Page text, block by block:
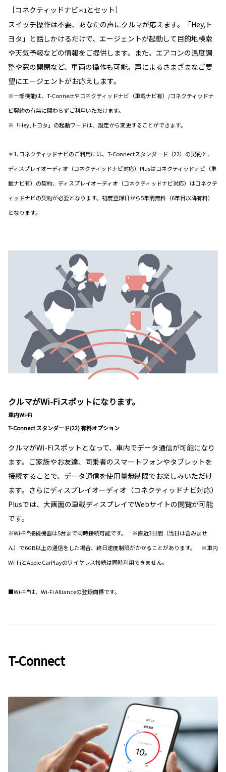
［コネクティッドナビ＊1 とセット］
スイッチ操作は不要、あなたの声にクルマが応えます。「Hey,ト
ヨタ」と話しかけるだけで、エージェントが起動して目的地検索
や天気予報などの情報をご提供します。また、エアコンの温度調
整や窓の開閉など、車両の操作も可能。声によるさまざまなご要
望にエージェントがお応えします。
※一部機能は、T-Connectやコネクティッドナビ（車載ナビ有）/コネクティッドナ
ビ契約の有無に関わらずご利用いただけます。
※「Hey,トヨタ」の起動ワードは、設定から変更することができます。
＊1. コネクティッドナビのご利用には、T-Connectスタンダード（22）の契約と、
ディスプレイオーディオ（コネクティッドナビ対応）Plusはコネクティッドナビ（車
載ナビ有）の契約、ディスプレイオーディオ（コネクティッドナビ対応）はコネクテ
ィッドナビの契約が必要となります。初度登録日から5年間無料（6年目以降有料）
となります。
クルマがWi-Fiスポットになります。
車内Wi-Fi
T-Connect スタンダード(22) 有料オプション
クルマがWi-Fiスポットとなって、車内でデータ通信が可能になり
ます。ご家族やお友達、同乗者のスマートフォンやタブレットを
接続することで、データ通信を使用量無制限でお楽しみいただけ
ます。さらにディスプレイオーディオ（コネクティッドナビ対応）
Plusでは、大画面の車載ディスプレイでWebサイトの閲覧が可能
です。
※Wi-Fi®接続機器は5台まで同時接続可能です。 ※直近3日間（当日は含みませ
ん）で6GB以上の通信をした場合、終日速度制限がかかることがあります。 ※車内
Wi-FiとApple CarPlayのワイヤレス接続は同時利用できません。
■Wi-Fi®は、Wi-Fi Allianceの登録商標です。
T-Connect